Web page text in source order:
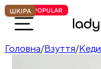
Головна/Взуття/Кеди